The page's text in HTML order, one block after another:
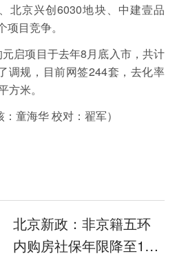
北京兴创6030地块、中建壹品
目竞争。
启项目于去年8月底入市，共计
调规，目前网签244套，去化率
米。
：童海华 校对：翟军）
北京新政：非京籍五环
内购房社保年限降至1